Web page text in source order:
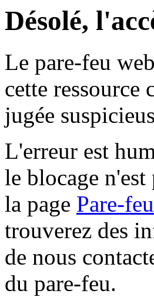
Désolé,
Le pare-feu
cette ressource
jugée
L'erreur est
le blocage
la page Pare-
trouverez des
de nous
du pare-feu.